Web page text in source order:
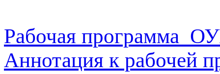
Рабочая программа
Аннотация к рабочей